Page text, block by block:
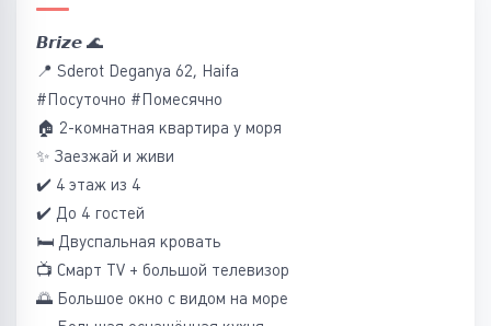
𝘽𝙧𝙞𝙯𝙚 🌊
📍 Sderot Deganya 62, Haifa
#Посуточно #Помесячно
🏠 2-комнатная квартира у моря
✨ Заезжай и живи
✔️ 4 этаж из 4
✔️ До 4 гостей
🛏 Двуспальная кровать
📺 Смарт TV + большой телевизор
🌅 Большое окно с видом на море